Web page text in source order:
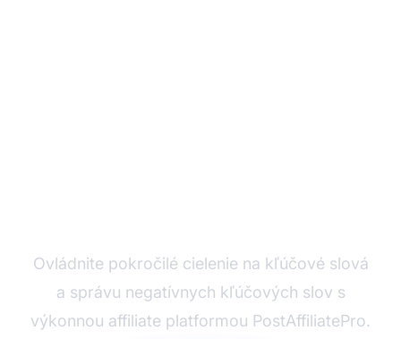
Ovládnite pokročilé cielenie na kľúčové slová
a správu negatívnych kľúčových slov s
výkonnou affiliate platformou PostAffiliatePro.